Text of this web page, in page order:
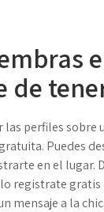
de
las perfiles sobre
Puedes
en el lugar.
registrate
mensaje a la